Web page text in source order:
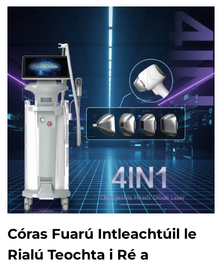
Córas Fuarú Intleachtúil le
Rialú Teochta i Ré a